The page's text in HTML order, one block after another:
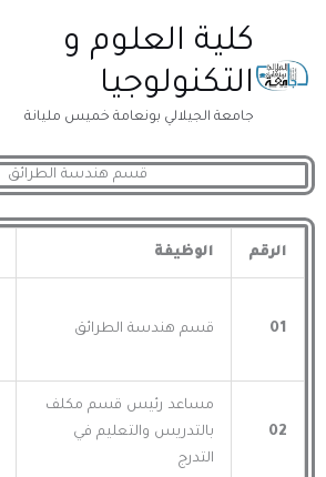
المحتوى
كلية العلوم و
التكنولوجيا
جامعة الجيلالي بونعامة خميس مليانة
قسم هندسة الطرائق
الرقم الوظيفة
01 قسم هندسة الطرائق
02
مساعد رئيس قسم مكلف
بالتدريس والتعليم في
التدرج